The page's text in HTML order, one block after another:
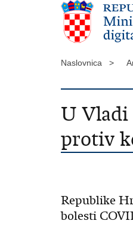
Naslovnica >
U
protiv
Republike
bolesti